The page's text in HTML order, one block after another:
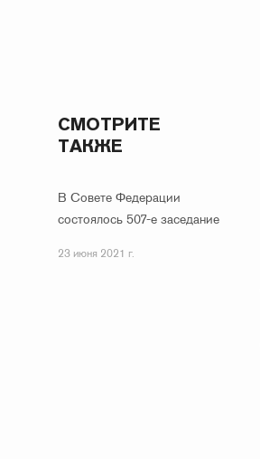
СМОТРИТЕ
ТАКЖЕ
В Совете Федерации
состоялось 507-е заседание
23 июня 2021 г.